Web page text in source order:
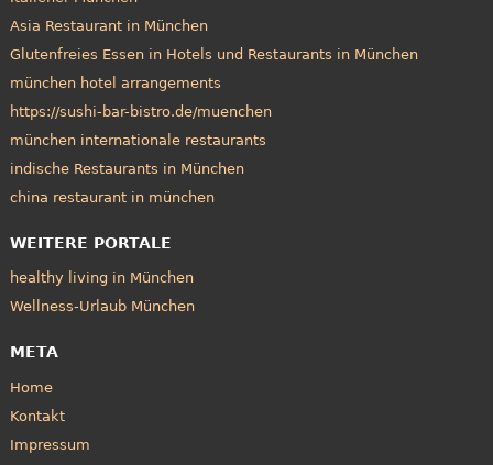
Asia Restaurant in München
Glutenfreies Essen in Hotels und Restaurants in München
münchen hotel arrangements
https://sushi-bar-bistro.de/muenchen
münchen internationale restaurants
indische Restaurants in München
china restaurant in münchen
WEITERE PORTALE
healthy living in München
Wellness-Urlaub München
META
Home
Kontakt
Impressum